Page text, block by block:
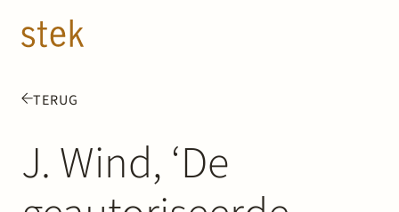
TERUG
J. Wind, ‘De
Mensen
Expertise